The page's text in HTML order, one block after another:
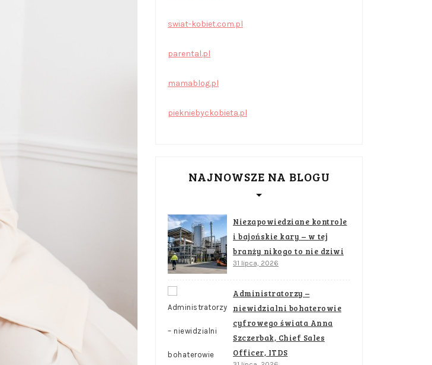
swiat-kobiet.com.pl
parental.pl
mamablog.pl
piekniebyckobieta.pl
NAJNOWSZE NA BLOGU
Niezapowiedziane kontrole
i bajońskie kary – w tej
branży nikogo to nie dziwi
31 lipca, 2026
Administratorzy –
niewidzialni bohaterowie
cyfrowego świata Anna
Szczerbak, Chief Sales
Officer, ITDS